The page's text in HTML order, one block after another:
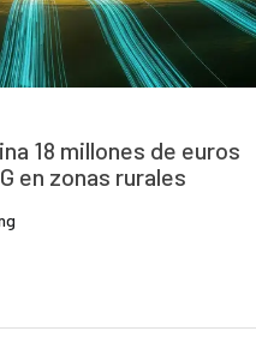
18 millones de euros
en zonas rurales